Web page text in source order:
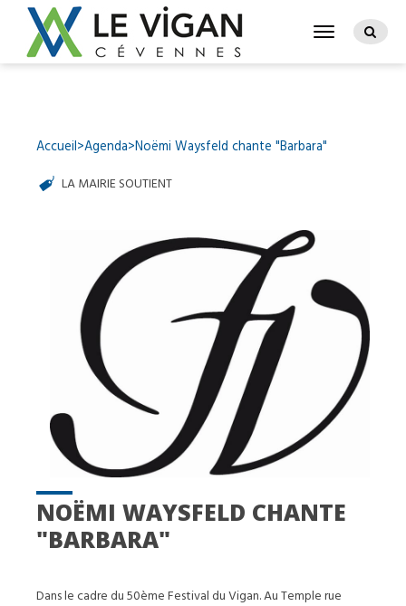
Accueil>Agenda>Noëmi Waysfeld chante "Barbara"
LA MAIRIE SOUTIENT
NOËMI WAYSFELD CHANTE
"BARBARA"
Dans le cadre du 50ème Festival du Vigan. Au Temple rue